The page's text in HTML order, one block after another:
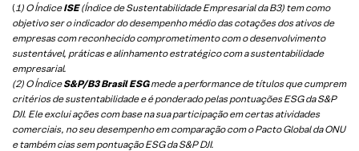
( 1) O ÍndiceISE(Índice de Sustentabilidade Empresarial da B3) tem como
objetivo ser o indicador do desempenho médio das cotações dos ativos de
empresas com reconhecido comprometimento com o desenvolvimento
sustentável, práticas e alinhamento estratégico com a sustentabilidade
empresarial.
(2) O ÍndiceS&P/B3 Brasil ESGmede a performance de títulos que cumprem
critérios de sustentabilidade e é ponderado pelas pontuações ESG da S&P
DJI. Ele exclui ações com base na sua participação em certas atividades
comerciais, no seu desempenho em comparação com o Pacto Global da ONU
e também cias sem pontuação ESG da S&P DJI.